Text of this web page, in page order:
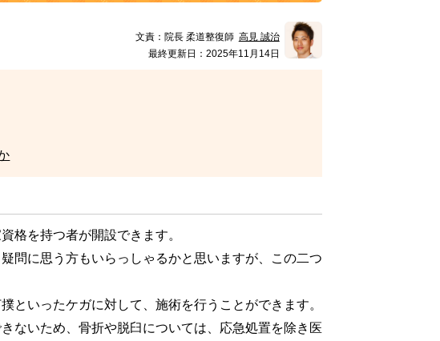
文責： 院長 柔道整復師 高見 誠治
最終更新日：2025年11月14日
格を持つ者が開設できます。
問に思う方もいらっしゃるかと思いますが、この二つ
いったケガに対して、施術を行うことができます。
ないため、骨折や脱臼については、応急処置を除き医